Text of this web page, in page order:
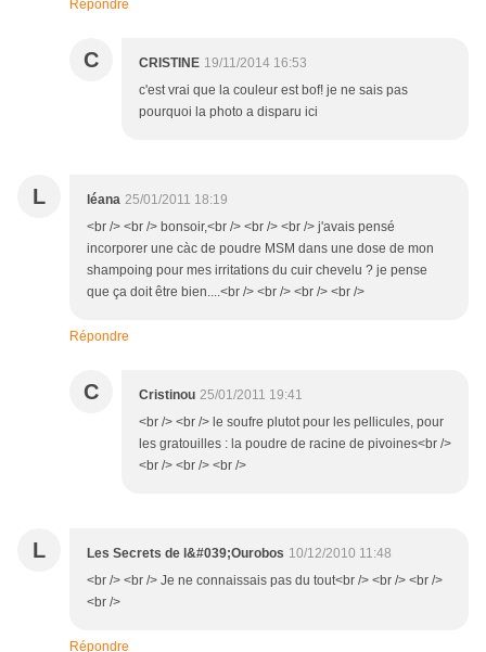
Répondre
C CRISTINE 19/11/2014 16:53
c'est vrai que la couleur est bof! je ne sais pas
pourquoi la photo a disparu ici
L léana 25/01/2011 18:19
<br /> <br /> bonsoir,<br /> <br /> <br /> j'avais pensé
incorporer une càc de poudre MSM dans une dose de mon
shampoing pour mes irritations du cuir chevelu ? je pense
que ça doit être bien....<br /> <br /> <br /> <br />
Répondre
C Cristinou 25/01/2011 19:41
<br /> <br /> le soufre plutot pour les pellicules, pour
les gratouilles : la poudre de racine de pivoines<br />
<br /> <br /> <br />
L Les Secrets de l&#039;Ourobos 10/12/2010 11:48
<br /> <br /> Je ne connaissais pas du tout<br /> <br /> <br />
<br />
Répondre